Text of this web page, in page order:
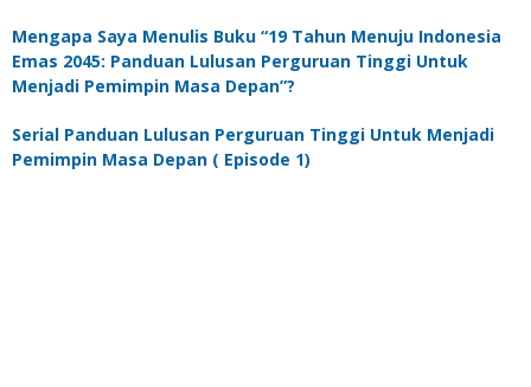
Mengapa Saya Menulis Buku “19 Tahun Menuju Indonesia
Emas 2045: Panduan Lulusan Perguruan Tinggi Untuk
Menjadi Pemimpin Masa Depan”?
Serial Panduan Lulusan Perguruan Tinggi Untuk Menjadi
Pemimpin Masa Depan ( Episode 1)